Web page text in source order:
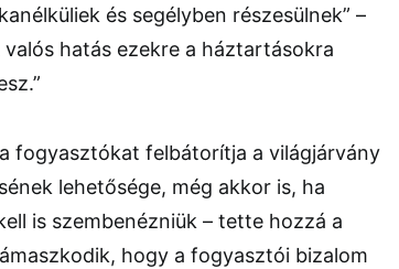
és segélyben részesülnek” –
hatás ezekre a háztartásokra
fogyasztókat felbátorítja a világjárvány
lehetősége, még akkor is, ha
is szembenézniük – tette hozzá a
hogy a fogyasztói bizalom